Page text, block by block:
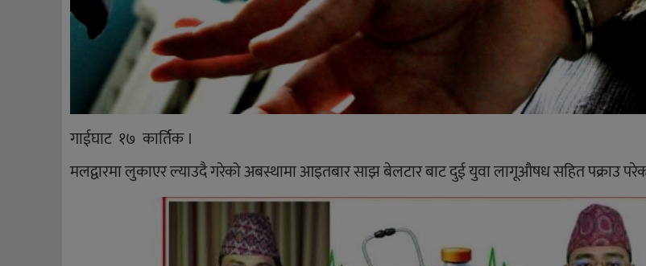
गाईघाट १७ कार्तिक ।
मलद्वारमा लुकाएर ल्याउदै गरेको अबस्थामा आइतबार साझ बेलटार बाट दुई युवा लागूऔषध सहित पक्राउ